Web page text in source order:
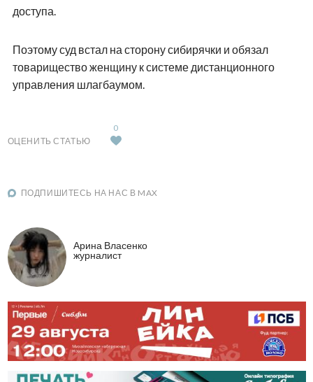
доступа.
Поэтому суд встал на сторону сибирячки и обязал
товарищество женщину к системе дистанционного
управления шлагбаумом.
ОЦЕНИТЬ СТАТЬЮ
0
ПОДПИШИТЕСЬ НА НАС В MAX
Арина Власенко
журналист